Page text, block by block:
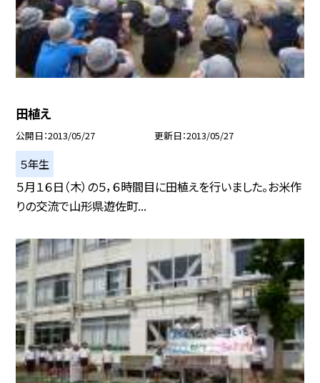
田植え
公開日 2013/05/27 更新日 2013/05/27
５年生
５月１６日（木）の５，６時間目に田植えを行いました。お米作
りの交流で山形県遊佐町...